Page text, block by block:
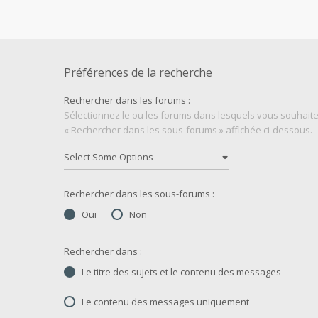
Préférences de la recherche
Rechercher dans les forums :
Sélectionnez le ou les forums dans lesquels vous
« Rechercher dans les sous-forums » affichée ci-dessous.
Rechercher dans les sous-forums :
Oui
Non
Rechercher dans :
Le titre des sujets et le contenu des messages
Le contenu des messages uniquement